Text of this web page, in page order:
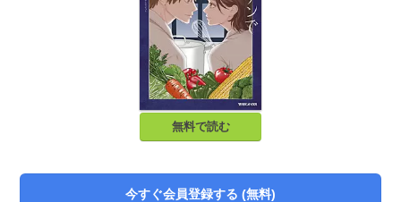
無料で読む
今すぐ会員登録する (無料)